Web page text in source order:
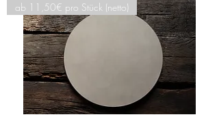
ab 11,50€ pro Stück (netto)